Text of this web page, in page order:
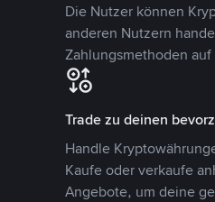
Die Nutzer können
anderen Nutzern
Zahlungsmethoden
Trade zu deinen
Handle
Kaufe oder verkaufe
Angebote, um deine